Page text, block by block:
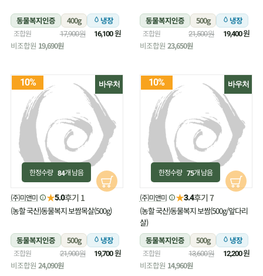
동물복지인증 500g 냉장
조합원 21,500원 19,400원
비조합원 23,650원
동물복지인증 400g 냉장
조합원 17,900원 16,100원
비조합원 19,690원
바우처
10%
한정수량 75개 남음
(주)미앤미 ★3.4후기 7
(농할 국산)동물복지 보쌈(500g/앞다리
살)
동물복지인증
500g 냉장
조합원 13,600원 12,200원
비조합원 14,960원
바우처
10%
한정수량 84개 남음
(주)미앤미 ★5.0후기 1
(농할 국산)동물복지 보쌈목살(500g)
동물복지인증 500g 냉장
조합원 21,900원 19,700원
비조합원 24,090원